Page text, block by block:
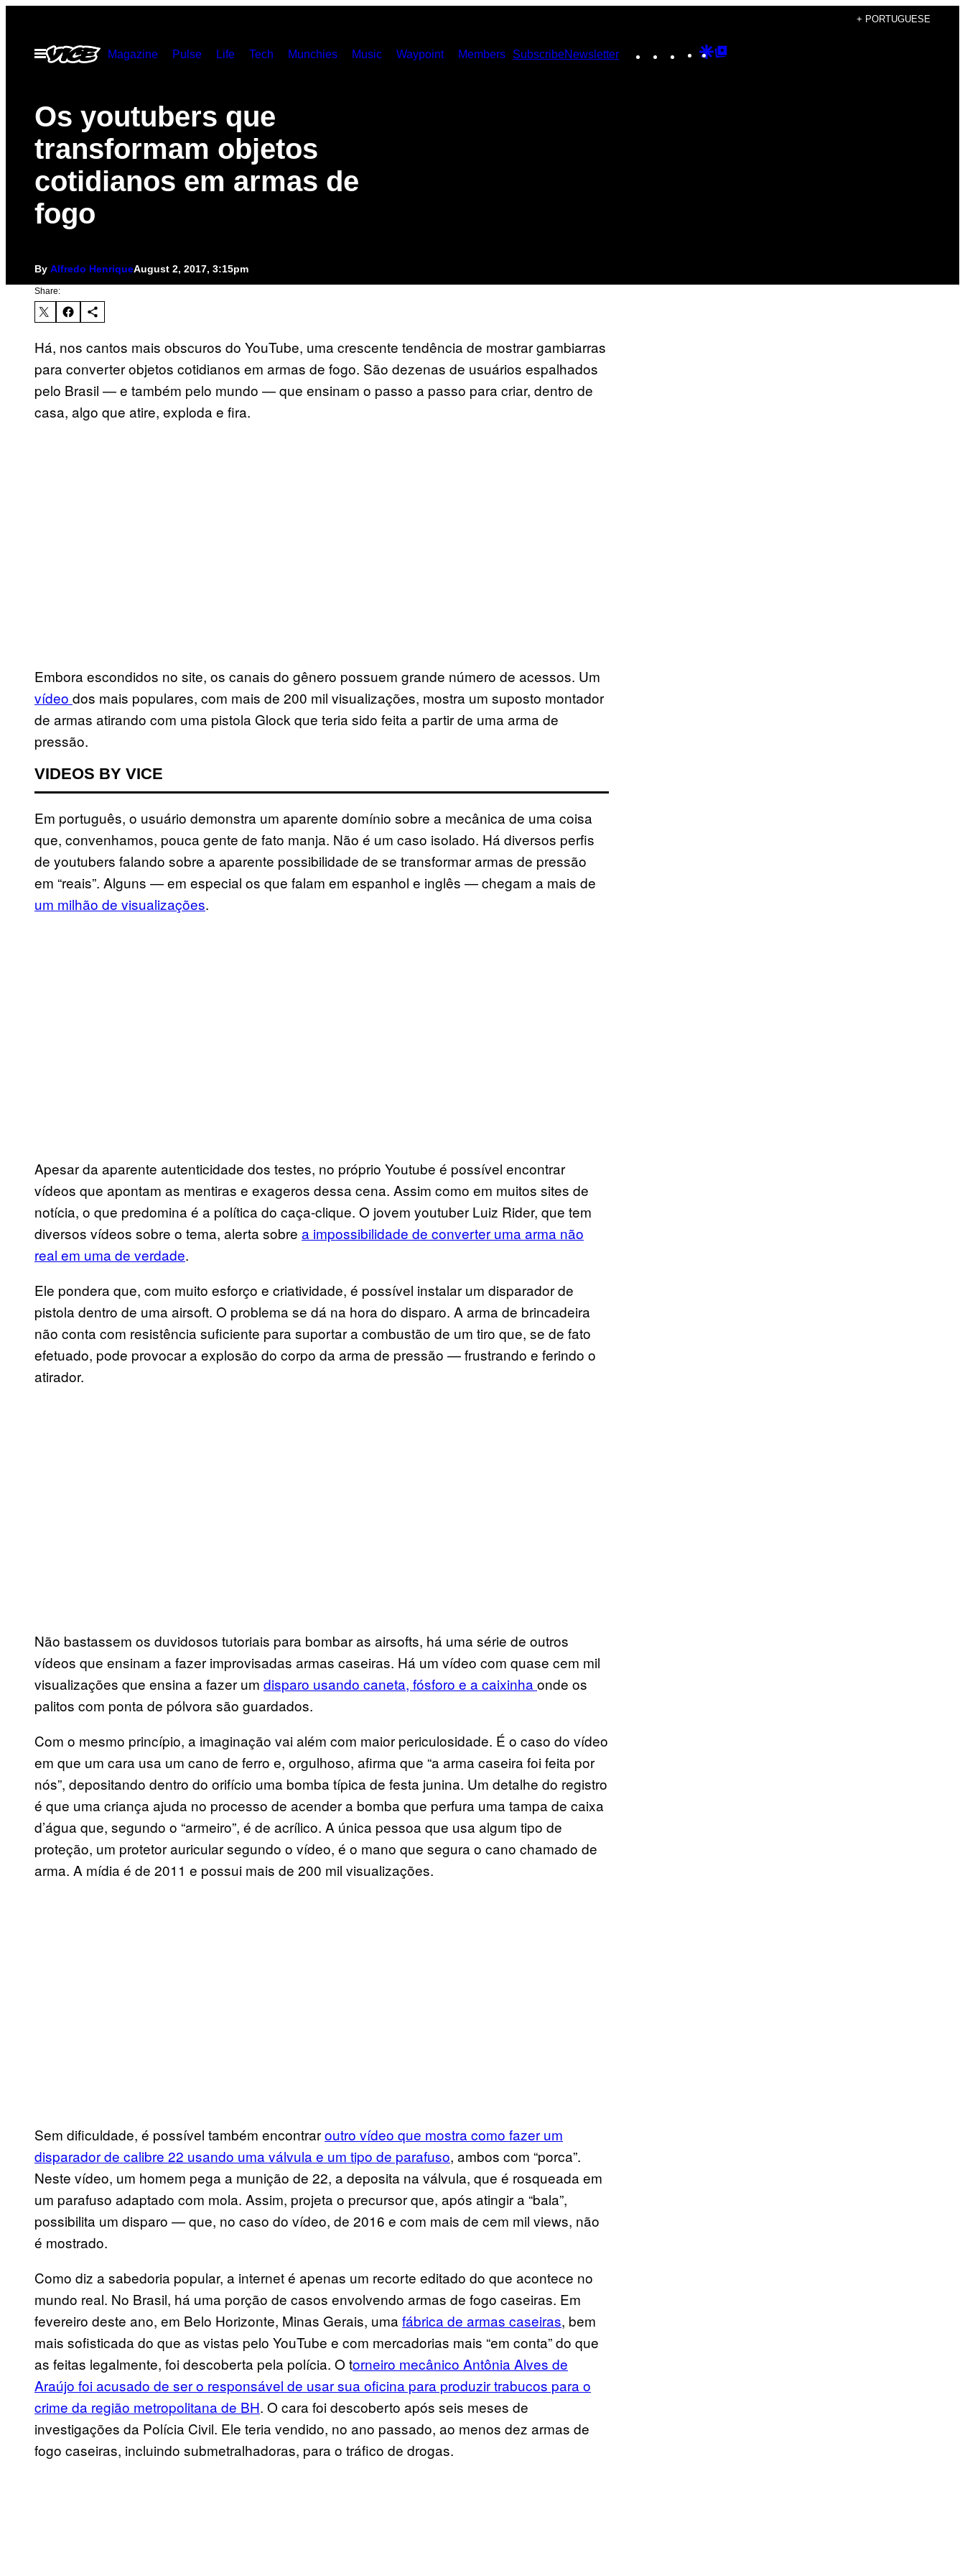
content
+ PORTUGUESE
Open
Menu
Magazine Pulse Life Tech Munchies Music Waypoint Members SubscribeNewsletter Instagram
TikTokYouTube
Google
Os youtubers que
transformam objetos
cotidianos em armas de
fogo
By Alfredo HenriqueAugust 2, 2017, 3:15pm
Share:
Há, nos cantos mais obscuros do YouTube, uma crescente tendência de mostrar gambiarras
para converter objetos cotidianos em armas de fogo. São dezenas de usuários espalhados
pelo Brasil — e também pelo mundo — que ensinam o passo a passo para criar, dentro de
casa, algo que atire, exploda e fira.
Embora escondidos no site, os canais do gênero possuem grande número de acessos. Um
vídeo dos mais populares, com mais de 200 mil visualizações, mostra um suposto montador
de armas atirando com uma pistola Glock que teria sido feita a partir de uma arma de
pressão.
VIDEOS BY VICE
Em português, o usuário demonstra um aparente domínio sobre a mecânica de uma coisa
que, convenhamos, pouca gente de fato manja. Não é um caso isolado. Há diversos perfis
de youtubers falando sobre a aparente possibilidade de se transformar armas de pressão
em “reais”. Alguns — em especial os que falam em espanhol e inglês — chegam a mais de
um milhão de visualizações.
Apesar da aparente autenticidade dos testes, no próprio Youtube é possível encontrar
vídeos que apontam as mentiras e exageros dessa cena. Assim como em muitos sites de
notícia, o que predomina é a política do caça-clique. O jovem youtuber Luiz Rider, que tem
diversos vídeos sobre o tema, alerta sobre a impossibilidade de converter uma arma não
real em uma de verdade.
Ele pondera que, com muito esforço e criatividade, é possível instalar um disparador de
pistola dentro de uma airsoft. O problema se dá na hora do disparo. A arma de brincadeira
não conta com resistência suficiente para suportar a combustão de um tiro que, se de fato
efetuado, pode provocar a explosão do corpo da arma de pressão — frustrando e ferindo o
atirador.
Não bastassem os duvidosos tutoriais para bombar as airsofts, há uma série de outros
vídeos que ensinam a fazer improvisadas armas caseiras. Há um vídeo com quase cem mil
visualizações que ensina a fazer um disparo usando caneta, fósforo e a caixinha onde os
palitos com ponta de pólvora são guardados.
Com o mesmo princípio, a imaginação vai além com maior periculosidade. É o caso do vídeo
em que um cara usa um cano de ferro e, orgulhoso, afirma que “a arma caseira foi feita por
nós”, depositando dentro do orifício uma bomba típica de festa junina. Um detalhe do registro
é que uma criança ajuda no processo de acender a bomba que perfura uma tampa de caixa
d’água que, segundo o “armeiro”, é de acrílico. A única pessoa que usa algum tipo de
proteção, um protetor auricular segundo o vídeo, é o mano que segura o cano chamado de
arma. A mídia é de 2011 e possui mais de 200 mil visualizações.
Sem dificuldade, é possível também encontraroutro vídeo que mostra como fazer um
disparador de calibre 22 usando uma válvula e um tipo de parafuso, ambos com “porca”.
Neste vídeo, um homem pega a munição de 22, a deposita na válvula, que é rosqueada em
um parafuso adaptado com mola. Assim, projeta o precursor que, após atingir a “bala”,
possibilita um disparo — que, no caso do vídeo, de 2016 e com mais de cem mil views, não
é mostrado.
Como diz a sabedoria popular, a internet é apenas um recorte editado do que acontece no
mundo real. No Brasil, há uma porção de casos envolvendo armas de fogo caseiras. Em
fevereiro deste ano, em Belo Horizonte, Minas Gerais, uma fábrica de armas caseiras, bem
mais sofisticada do que as vistas pelo YouTube e com mercadorias mais “em conta” do que
as feitas legalmente, foi descoberta pela polícia. O torneiro mecânico Antônia Alves de
Araújo foi acusado de ser o responsável de usar sua oficina para produzir trabucos para o
crime da região metropolitana de BH. O cara foi descoberto após seis meses de
investigações da Polícia Civil. Ele teria vendido, no ano passado, ao menos dez armas de
fogo caseiras, incluindo submetralhadoras, para o tráfico de drogas.